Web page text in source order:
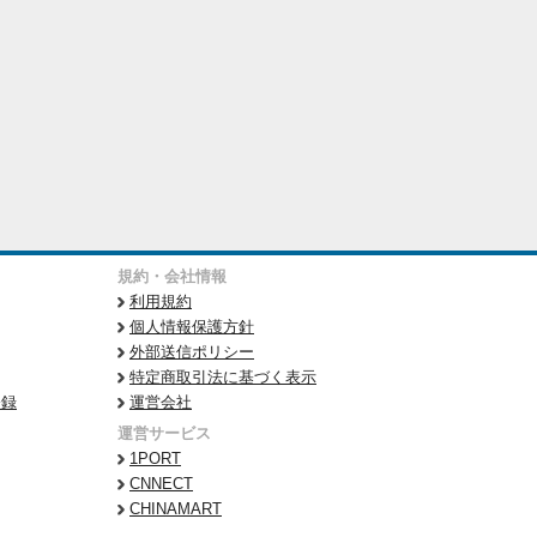
規約・会社情報
利用規約
個人情報保護方針
外部送信ポリシー
特定商取引法に基づく表示
運営会社
運営サービス
1PORT
CNNECT
CHINAMART